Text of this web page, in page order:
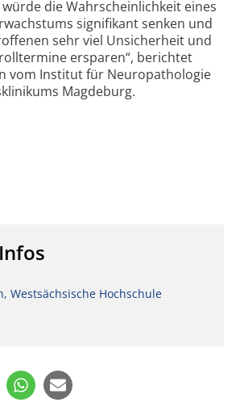
die Wahrscheinlichkeit eines
signifikant senken und
sehr viel Unsicherheit und
ersparen“, berichtet
vom Institut für Neuropathologie
Magdeburg.
Westsächsische Hochschule